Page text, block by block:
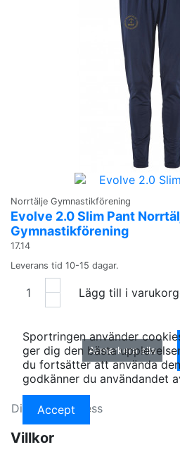
Norrtälje Gymnastikförening
Evolve 2.0 Slim Pant
Gymnastikförening
17.14
Leverans tid 10-15 dagar.
Lägg till i
Avmarkera alla
Villkor
Sportringen använder
ger dig den bästa
du fortsätter att använda
godkänner du användandet
Accept